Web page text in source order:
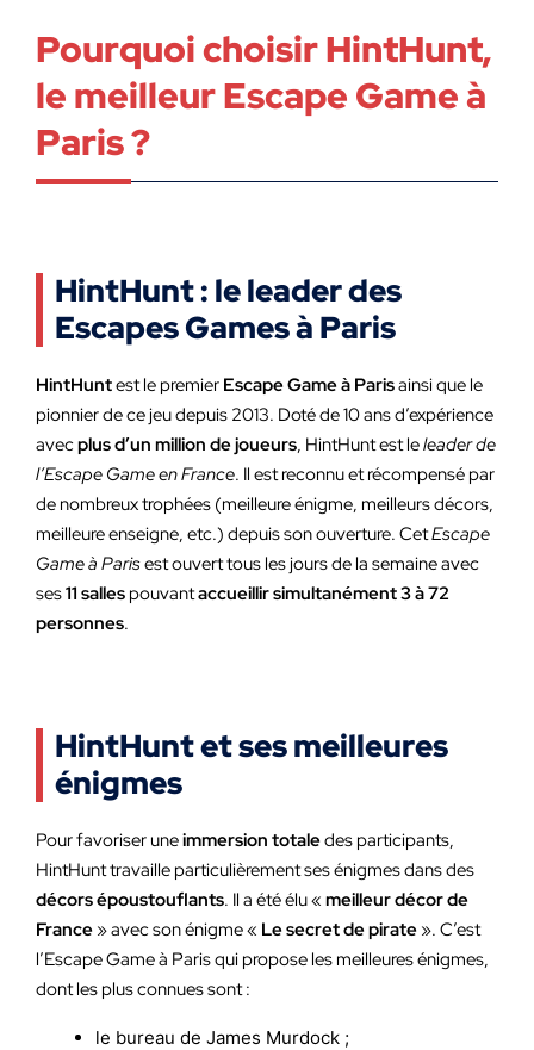
Pourquoi choisir HintHunt,
le meilleur Escape Game à
Paris ?
HintHunt : le leader des
Escapes Games à Paris
HintHuntest le premier Escape Game à Parisainsi que le
pionnier de ce jeu depuis 2013. Doté de 10 ans d’expérience
avecplus d’un million de joueurs, HintHunt est leleader de
l’Escape Game en France. Il est reconnu et récompensé par
de nombreux trophées (meilleure énigme, meilleurs décors,
meilleure enseigne, etc.) depuis son ouverture. CetEscape
Game à Parisest ouvert tous les jours de la semaine avec
ses11 salles pouvantaccueillir simultanément 3 à 72
personnes.
HintHunt et ses meilleures
énigmes
Pour favoriser uneimmersion totaledes participants,
HintHunt travaille particulièrement ses énigmes dans des
décors époustouflants. Il a été élu « meilleur décor de
France » avec son énigme « Le secret de pirate ». C’est
l’Escape Game à Paris qui propose les meilleures énigmes,
dont les plus connues sont :
le bureau de James Murdock ;